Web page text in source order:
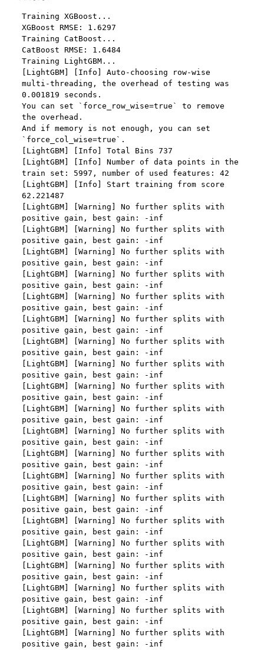
3. 서비스의 이용은 “회사”의 업무상 또는 기술상 특별한 지장이
없는 한 연중무휴, 1년 24시간 서비스하는 것을 원칙으로 한다.
단, 시스템 정기점검 등의 필요로 인하여 “회사”가 정한 날 또는
시간과 불가항력의 사유가 발생한 때에는 예외로 한다.
제 8 조 (회원 정보 노출)
1. “회사”는 “인재회원”이 ‘데이콘 인재풀’에 등록 시 제공한 개인
정보는 별도의 가공이나 수정 없이 “기업회원”(채용 의뢰 기업)
에게 제공한다.
2. "회사"는 "인재회원"이 ‘데이콘 인재풀 등록’의 서비스를 이용
했을 경우, “기업회원”의 개인정보 열람에 동의한 것으로 간주하
며 "회사"는 이들 “기업회원”에게 무료/유료로 이력서 열람 서비
스를 제공할 수 있다.
3. "회사"는 안정적인 서비스를 제공하기 위해 테스트 및 모니터
링 용도로 "사이트" 운영자가 ‘데이콘 인재풀 등록’ 정보를 열람
하도록 할 수 있다.
제 9 조 (구매신청 및 개인정보 제공 동의 등)
1. “회원”은 “사이트” 상에서 다음 또는 이와 유사한 방법에 의하
여 구매를 신청하며, “회사”는 이용자가 구매 신청을 함에 있어
서 다음의 각 내용을 알기 쉽게 제공하여야 한다.
가. 재화 및 서비스 등의 검색 및 선택
나. 회원의 성명, 주소, 전화번호, 전자우편주소(또는 이동전화번
호) 등의 입력
다. 약관 내용, 청약철회권이 제한되는 서비스 등 비용 부담과 관
련한 내용에 대한 확인
라. 이 약관에 동의하고 위 다.호의 사항을 확인하거나 거부하는
표시(예, 마우스 클릭)
마. 재화 및 서비스 등의 구매 신청 및 이에 관한 확인 또는 “사이
트”의 확인에 대한 동의
바. 결제 방법의 선택
2. “사이트”가 제3자에게 구매자 개인정보를 제공할 필요가 있
는 경우 1)개인정보를 제공받는 자, 2)개인정보를 제공받는 자
의 개인정보 이용 목적, 3)제공하는 개인정보의 항목, 4)개인정
보를 제공받는 자의 개인정보 보유 및 이용 기간을 구매자에게
알리고 동의를 받아야 한다. (동의를 받은 사항이 변경되는 경우
에도 같다.)
3. “사이트”가 제3자에게 구매자의 개인정보를 취급할 수 있도
록 업무를 위탁하는 경우에는 1)개인정보 취급위탁을 받는 자,
2)개인정보 취급위탁을 하는 업무의 내용을 구매자에게 알리고
동의를 받아야 한다. (동의를 받은 사항이 변경되는 경우에도 같
다.) 다만, 서비스 제공에 관한 계약 이행을 위해 필요하고 구매
자의 편의증진과 관련된 경우에는 「정보통신망 이용촉진 및
콘텐츠 등 기존 서비스 제공(광고 포함)에 더하여, 인구통계학적
분석, 서비스 방문 및 이용기록의 분석, 개인정보 및 관심에 기반
한 이용자간 관계의 형성, 지인 및 관심사 등에 기반한 맞춤형 서
비스 제공 등 신규 서비스 요소의 발굴 및 기존 서비스 개선 등
을 위하여 개인정보를 이용합니다.
법령 및 데이콘 이용약관을 위반하는 회원에 대한 이용 제한 조
치, 부정 이용 행위를 포함하여 서비스의 원활한 운영에 지장을
주는 행위에 대한 방지 및 제재, 계정도용 및 부정거래 방지, 약
관 개정 등의 고지사항 전달, 분쟁조정을 위한 기록 보존, 민원처
리 등 이용자 보호 및 서비스 운영을 위하여 개인정보를 이용합
니다.
유료 서비스 제공에 따르는 본인인증, 구매 및 요금 결제, 상품
및 서비스의 배송을 위하여 개인정보를 이용합니다.
이벤트 정보 및 참여기회 제공, 광고성 정보 제공 등 마케팅 및
프로모션 목적으로 개인정보를 이용합니다.
서비스 이용기록과 접속 빈도 분석, 서비스 이용에 대한 통계, 서
비스 분석 및 통계에 따른 맞춤 서비스 제공 및 광고 게재 등에
개인정보를 이용합니다.
보안, 프라이버시, 안전 측면에서 이용자가 안심하고 이용할 수
있는 서비스 이용환경 구축을 위해 개인정보를 이용합니다.
5. 개인정보의 제공 및 처리위탁 및 국외이전
“회사”는 원칙적으로 이용자 동의 없이 개인정보를 외부에 제공
하지 않습니다.
“회사”는 이용자의 사전 동의 없이 개인정보를 외부에 제공하지
않습니다. 단, 이용자가 정당한 대가를 받고 허락을 한 경우, 개
인정보 제공에 직접 동의를 한 경우, 그리고 관련 법령에 의거해
데이콘에 개인정보 제출 의무가 발생한 경우, 이용자의 생명이
나 안전에 급박한 위험이 확인되어 이를 해소하기 위한 경우에
한하여 개인정보를 제공하고 있습니다.
"회사"는 개인정보를 1. 개인정보의 수집 및 이용목적에서 고지
한 범위 내에서 사용하며, 이용자의 사전 동의 없이 동 범위를 초
과하여 이용하지 않습니다.